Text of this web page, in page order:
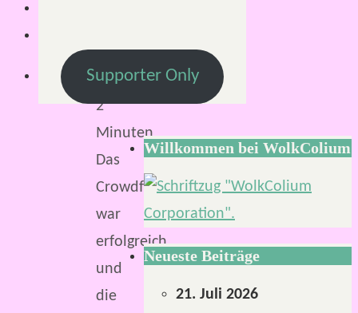
Lesezeit:
2
Minuten
Das
Crowdfunding
war
erfolgreich
und
die
Supporter Only
Willkommen bei WolkColium
Neueste Beiträge
21. Juli 2026